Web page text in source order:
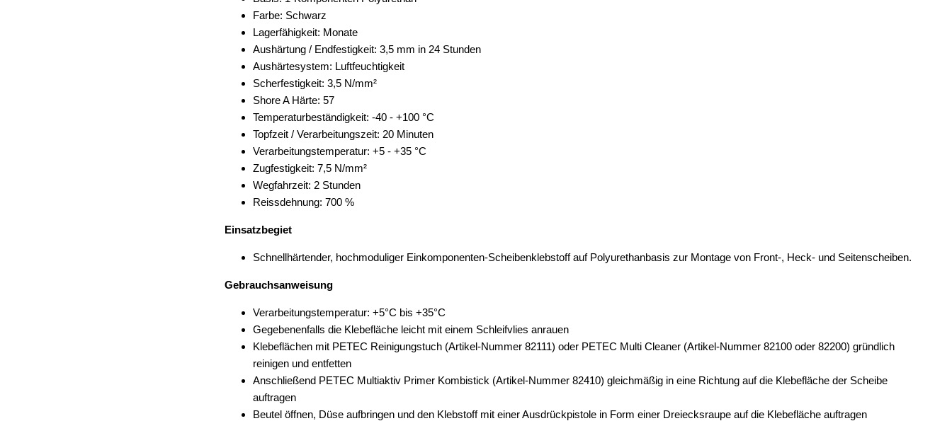
Farbe: Schwarz
Lagerfähigkeit: Monate
Aushärtung / Endfestigkeit: 3,5 mm in 24 Stunden
Aushärtesystem: Luftfeuchtigkeit
Scherfestigkeit: 3,5 N/mm²
Shore A Härte: 57
Temperaturbeständigkeit: -40 - +100 °C
Topfzeit / Verarbeitungszeit: 20 Minuten
Verarbeitungstemperatur: +5 - +35 °C
Zugfestigkeit: 7,5 N/mm²
Wegfahrzeit: 2 Stunden
Reissdehnung: 700 %
Einsatzbegiet
Schnellhärtender, hochmoduliger Einkomponenten-Scheibenklebstoff auf Polyurethanbasis zur Montage von Front-, Heck- und Seitenscheiben.
Gebrauchsanweisung
Verarbeitungstemperatur: +5°C bis +35°C
Gegebenenfalls die Klebefläche leicht mit einem Schleifvlies anrauen
Klebeflächen mit PETEC Reinigungstuch (Artikel-Nummer 82111) oder PETEC Multi Cleaner (Artikel-Nummer 82100 oder 82200) gründlich
reinigen und entfetten
Anschließend PETEC Multiaktiv Primer Kombistick (Artikel-Nummer 82410) gleichmäßig in eine Richtung auf die Klebefläche der Scheibe
auftragen
Beutel öffnen, Düse aufbringen und den Klebstoff mit einer Ausdrückpistole in Form einer Dreiecksraupe auf die Klebefläche auftragen